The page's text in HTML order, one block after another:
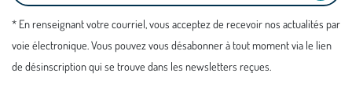
* En renseignant votre courriel, vous acceptez de recevoir nos actualités par
voie électronique. Vous pouvez vous désabonner à tout moment via le lien
de désinscription qui se trouve dans les newsletters reçues.